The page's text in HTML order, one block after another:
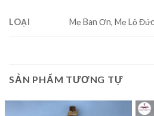
LOẠI Mẹ Ban Ơn, Mẹ Lộ Đức
SẢN PHẨM TƯƠNG TỰ